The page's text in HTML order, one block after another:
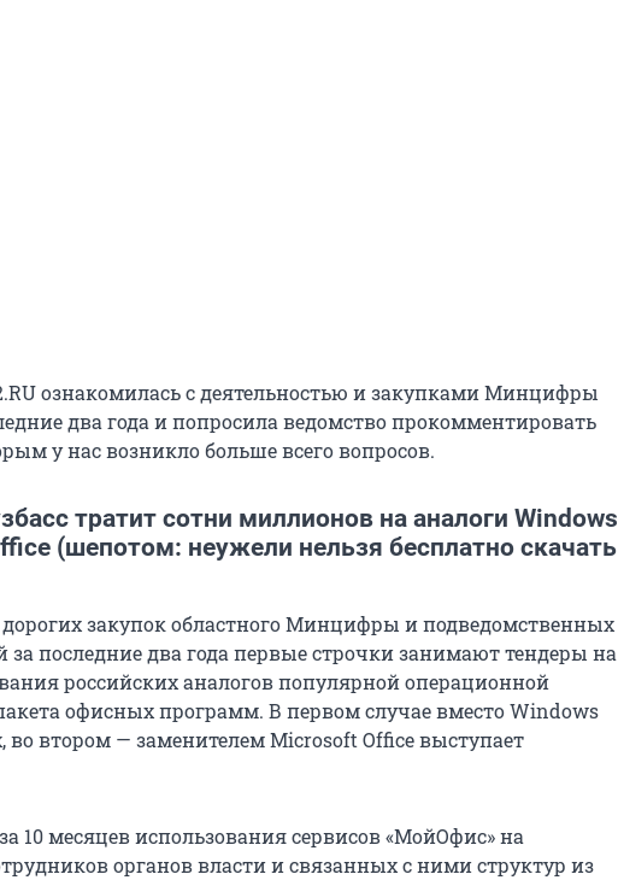
ознакомилась с деятельностью и закупками Минцифры
два года и попросила ведомство прокомментировать
у нас возникло больше всего вопросов.
тратит сотни миллионов на аналоги Windows
(шепотом: неужели нельзя бесплатно скачать
закупок областного Минцифры и подведомственных
последние два года первые строчки занимают тендеры на
российских аналогов популярной операционной
офисных программ. В первом случае вместо Windows
во втором — заменителем Microsoft Office выступает
10 месяцев использования сервисов «МойОфис» на
органов власти и связанных с ними структур из